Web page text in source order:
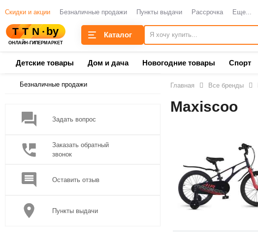
Скидки и акции Безналичные продажи Пункты выдачи Рассрочка Еще...
Каталог
Детские товары Дом и дача Новогодние товары Спорт
Безналичные продажи
Задать вопрос
Заказать обратный
звонок
Оставить отзыв
Пункты выдачи
Главная Все бренды
Maxiscoo